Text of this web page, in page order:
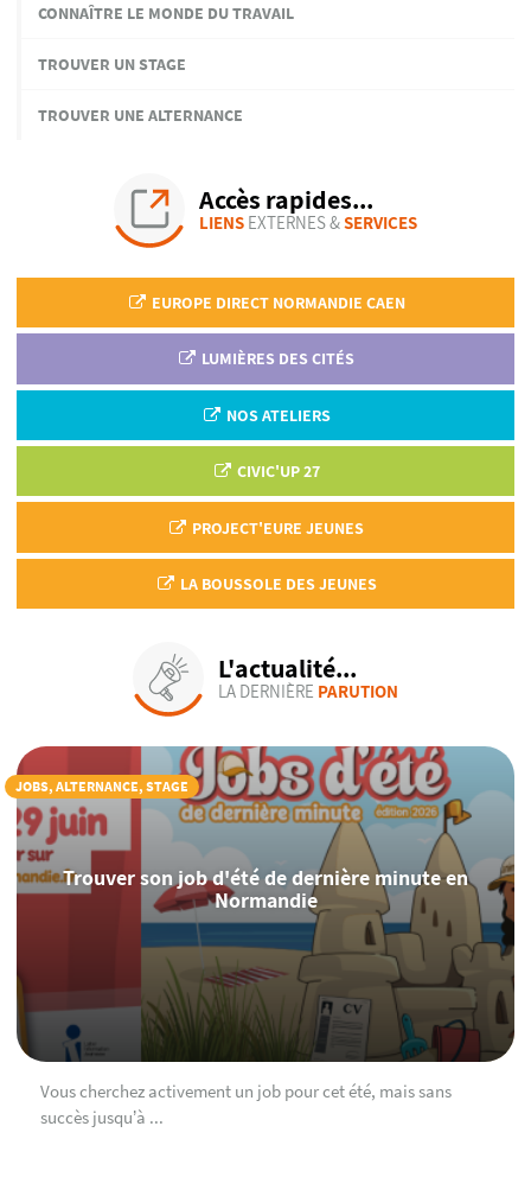
CONNAÎTRE LE MONDE DU TRAVAIL
TROUVER UN STAGE
TROUVER UNE ALTERNANCE
Accès rapides...
LIENSEXTERNES &SERVICES
EUROPE DIRECT NORMANDIE CAEN
LUMIÈRES DES CITÉS
NOS ATELIERS
CIVIC'UP 27
PROJECT'EURE JEUNES
LA BOUSSOLE DES JEUNES
L'actualité...
LA DERNIÈRE PARUTION
JOBS, ALTERNANCE, STAGE
Trouver son job d'été de dernière minute en
Normandie
Vous cherchez activement un job pour cet été, mais sans
succès jusqu’à ...